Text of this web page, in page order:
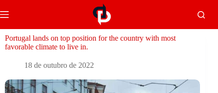
Portugal lands on top position for the country with most
favorable climate to live in.
18 de outubro de 2022